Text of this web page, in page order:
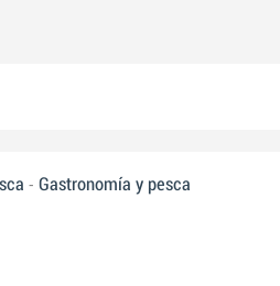
- Gastronomía y pesca